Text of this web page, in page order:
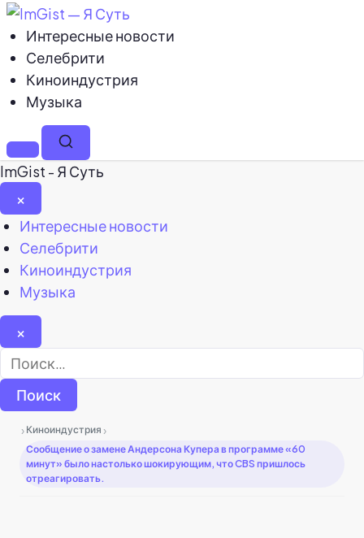
Интересные новости
Селебрити
Киноиндустрия
Музыка
МенюПоиск
ImGist - Я Суть
×
Закрыть
меню
Интересные новости
Селебрити
Киноиндустрия
Музыка
×
Найти:
› Киноиндустрия ›
Сообщение о замене Андерсона Купера в программе «60
минут» было настолько шокирующим, что CBS пришлось
отреагировать.